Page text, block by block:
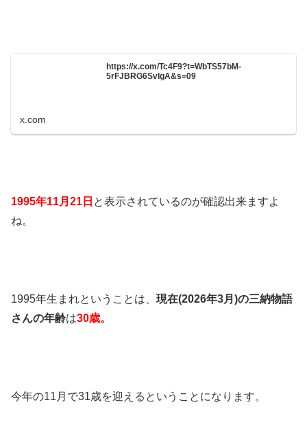
https://x.com/Tc4F9?t=WbTS57bM-
5rFJBRG6SvIgA&s=09
x.com
1995年11月21日 と表示されているのが確認出来ますよ
ね。
1995年生まれということは、 現在(2026年3月)の三納物語
さんの年齢は30歳。
今年の11月で31歳を迎えるということになります。